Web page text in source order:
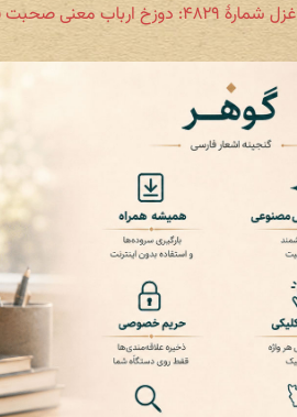
غزل شمارهٔ ۴۸۲۹: دوزخ ارباب معنی صحبت قال است و بس